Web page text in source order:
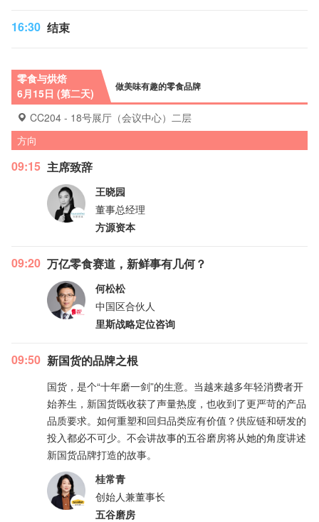
16:30 结束
零食与烘焙
6月15日 (第二天)
做美味有趣的零食品牌
CC204 - 18号展厅（会议中心）二层
方向
09:15 主席致辞
王晓园
董事总经理
方源资本
09:20 万亿零食赛道，新鲜事有几何？
何松松
中国区合伙人
里斯战略定位咨询
09:50 新国货的品牌之根
国货，是个“十年磨一剑”的生意。当越来越多年轻消费者开
始养生，新国货既收获了声量热度，也收到了更严苛的产品
品质要求。如何重塑和回归品类应有价值？供应链和研发的
投入都必不可少。不会讲故事的五谷磨房将从她的角度讲述
新国货品牌打造的故事。
桂常青
创始人兼董事长
五谷磨房